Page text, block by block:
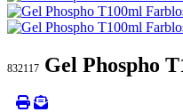
832117 Gel Phospho